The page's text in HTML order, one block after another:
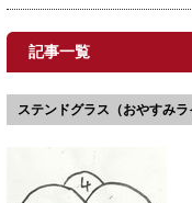
記事一覧
ステンドグラス（おやすみ